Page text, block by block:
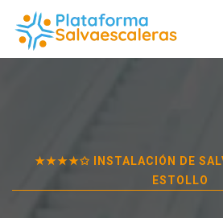
★★★★✩ INSTALACIÓN DE
ESTOLLO